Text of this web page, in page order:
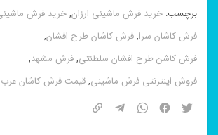
سرمه
ای
۷۰۰
شانه
برچسب: خرید فرش ماشینی ارزان,خرید فرش
فرش کاشان سرا,فرش کاشان طرح افشان,
فرش کاشن طرح افشان سلطنتی,فرش مشهد,
فروش اینترنتی فرش ماشینی,قیمت فرش کاشان عرب